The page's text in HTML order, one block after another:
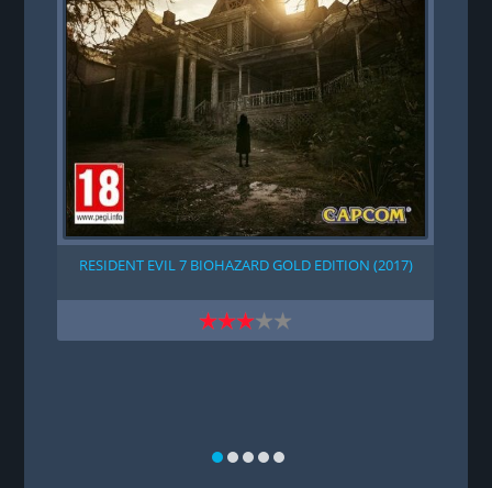
RESIDENT EVIL 7 BIOHAZARD GOLD EDITION (2017)